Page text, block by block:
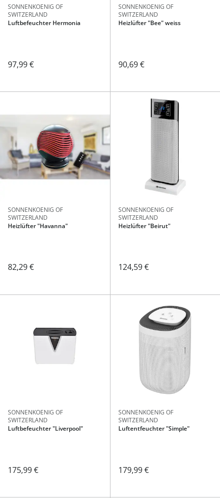
SONNENKOENIG OF
SWITZERLAND
Luftbefeuchter Hermonia
97,99 €
SONNENKOENIG OF
SWITZERLAND
Heizlüfter "Bee" weiss
90,69 €
SONNENKOENIG OF
SWITZERLAND
Heizlüfter "Havanna"
82,29 €
SONNENKOENIG OF
SWITZERLAND
Heizlüfter "Beirut"
124,59 €
SONNENKOENIG OF
SWITZERLAND
Luftbefeuchter "Liverpool"
175,99 €
SONNENKOENIG OF
SWITZERLAND
Luftentfeuchter "Simple"
179,99 €